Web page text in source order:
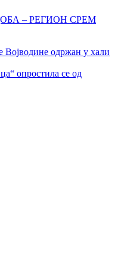
– РЕГИОН СРЕМ
Војводине одржан у хали
опростила се од